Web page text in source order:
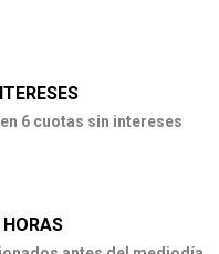
6 cuotas sin intereses